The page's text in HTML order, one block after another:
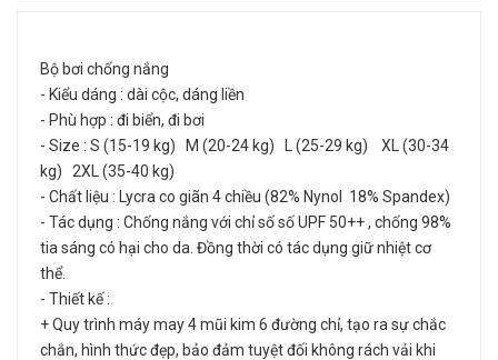
Bộ bơi chống nắng
- Kiểu dáng : dài cộc, dáng liền
- Phù hợp : đi biển, đi bơi
- Size : S (15-19 kg) M (20-24 kg) L (25-29 kg) XL (30-34
kg) 2XL (35-40 kg)
- Chất liệu : Lycra co giãn 4 chiều (82% Nynol 18% Spandex)
- Tác dụng : Chống nắng với chỉ số số UPF 50++ , chống 98%
tia sáng có hại cho da. Đồng thời có tác dụng giữ nhiệt cơ
thể.
- Thiết kế :
+ Quy trình máy may 4 mũi kim 6 đường chỉ, tạo ra sự chắc
chắn, hình thức đẹp, bảo đảm tuyệt đối không rách vải khi